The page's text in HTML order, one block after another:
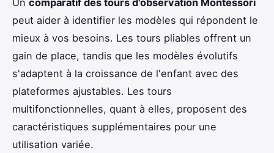
Un comparatif des tours d'observation Montessori
peut aider à identifier les modèles qui répondent le
mieux à vos besoins. Les tours pliables offrent un
gain de place, tandis que les modèles évolutifs
s'adaptent à la croissance de l'enfant avec des
plateformes ajustables. Les tours
multifonctionnelles, quant à elles, proposent des
caractéristiques supplémentaires pour une
utilisation variée.